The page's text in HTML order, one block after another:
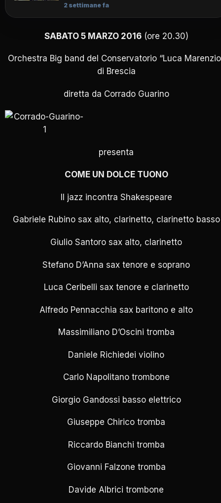
2 settimane fa
SABATO 5 MARZO 2016(ore 20.30)
Orchestra Big band del Conservatorio “Luca
di Brescia
diretta da Corrado Guarino
presenta
COME UN DOLCE TUONO
Il jazz incontra Shakespeare
Gabriele Rubino sax alto, clarinetto, clarinetto basso
Giulio Santoro sax alto, clarinetto
Stefano D’Anna sax tenore e soprano
Luca Ceribelli sax tenore e clarinetto
Alfredo Pennacchia sax baritono e alto
Massimiliano D’Oscini tromba
Daniele Richiedei violino
Carlo Napolitano trombone
Giorgio Gandossi basso elettrico
Giuseppe Chirico tromba
Riccardo Bianchi tromba
Giovanni Falzone tromba
Davide Albrici trombone